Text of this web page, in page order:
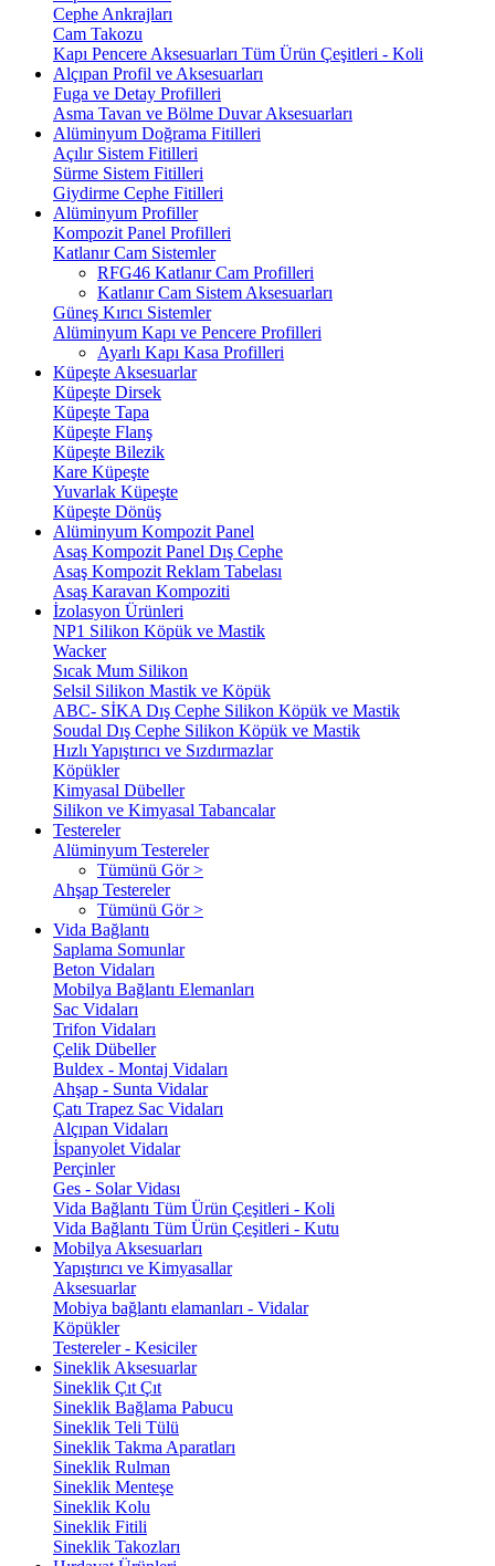
Cephe Ankrajları
Cam Takozu
Kapı Pencere Aksesuarları Tüm Ürün Çeşitleri - Koli
Alçıpan Profil ve Aksesuarları
Fuga ve Detay Profilleri
Asma Tavan ve Bölme Duvar Aksesuarları
Alüminyum Doğrama Fitilleri
Açılır Sistem Fitilleri
Sürme Sistem Fitilleri
Giydirme Cephe Fitilleri
Alüminyum Profiller
Kompozit Panel Profilleri
Katlanır Cam Sistemler
RFG46 Katlanır Cam Profilleri
Katlanır Cam Sistem Aksesuarları
Güneş Kırıcı Sistemler
Alüminyum Kapı ve Pencere Profilleri
Ayarlı Kapı Kasa Profilleri
Küpeşte Aksesuarlar
Küpeşte Dirsek
Küpeşte Tapa
Küpeşte Flanş
Küpeşte Bilezik
Kare Küpeşte
Yuvarlak Küpeşte
Küpeşte Dönüş
Alüminyum Kompozit Panel
Asaş Kompozit Panel Dış Cephe
Asaş Kompozit Reklam Tabelası
Asaş Karavan Kompoziti
İzolasyon Ürünleri
NP1 Silikon Köpük ve Mastik
Wacker
Sıcak Mum Silikon
Selsil Silikon Mastik ve Köpük
ABC- SİKA Dış Cephe Silikon Köpük ve Mastik
Soudal Dış Cephe Silikon Köpük ve Mastik
Hızlı Yapıştırıcı ve Sızdırmazlar
Köpükler
Kimyasal Dübeller
Silikon ve Kimyasal Tabancalar
Testereler
Alüminyum Testereler
Tümünü Gör >
Ahşap Testereler
Tümünü Gör >
Vida Bağlantı
Saplama Somunlar
Beton Vidaları
Mobilya Bağlantı Elemanları
Sac Vidaları
Trifon Vidaları
Çelik Dübeller
Buldex - Montaj Vidaları
Ahşap - Sunta Vidalar
Çatı Trapez Sac Vidaları
Alçıpan Vidaları
İspanyolet Vidalar
Perçinler
Ges - Solar Vidası
Vida Bağlantı Tüm Ürün Çeşitleri - Koli
Vida Bağlantı Tüm Ürün Çeşitleri - Kutu
Mobilya Aksesuarları
Yapıştırıcı ve Kimyasallar
Aksesuarlar
Mobiya bağlantı elamanları - Vidalar
Köpükler
Testereler - Kesiciler
Sineklik Aksesuarlar
Sineklik Çıt Çıt
Sineklik Bağlama Pabucu
Sineklik Teli Tülü
Sineklik Takma Aparatları
Sineklik Rulman
Sineklik Menteşe
Sineklik Kolu
Sineklik Fitili
Sineklik Takozları